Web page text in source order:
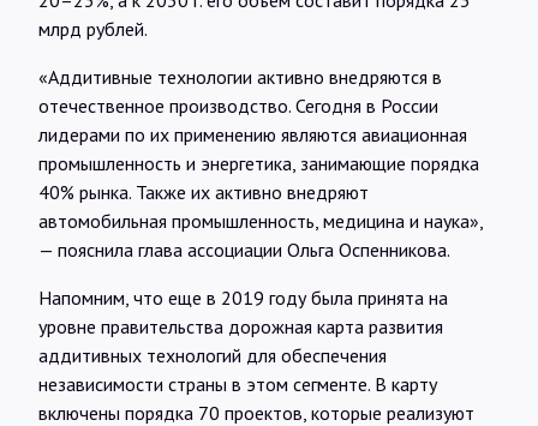
млрд рублей.
«Аддитивные технологии активно внедряются в
отечественное производство. Сегодня в России
лидерами по их применению являются авиационная
промышленность и энергетика, занимающие порядка
40% рынка. Также их активно внедряют
автомобильная промышленность, медицина и наука»,
— пояснила глава ассоциации Ольга Оспенникова.
Напомним, что еще в 2019 году была принята на
уровне правительства дорожная карта развития
аддитивных технологий для обеспечения
независимости страны в этом сегменте. В карту
включены порядка 70 проектов, которые реализуют